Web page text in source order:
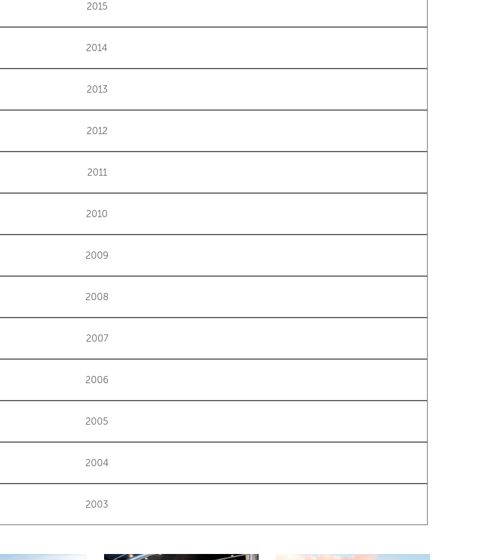
2015
2014
2013
2012
2011
2010
2009
2008
2007
2006
2005
2004
2003